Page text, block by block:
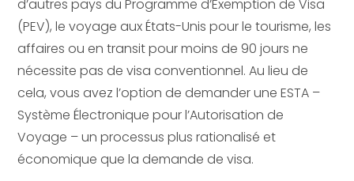
d’autres pays du Programme d’Exemption de Visa
(PEV), le voyage aux États-Unis pour le tourisme, les
affaires ou en transit pour moins de 90 jours ne
nécessite pas de visa conventionnel. Au lieu de
cela, vous avez l’option de demander une ESTA –
Système Électronique pour l’Autorisation de
Voyage – un processus plus rationalisé et
économique que la demande de visa.